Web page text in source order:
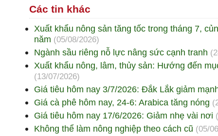
Các tin khác
Xuất khẩu nông sản tăng tốc trong tháng 7,
năm (05/08/2026)
Ngành sầu riêng nỗ lực nâng sức cạnh tranh
Xuất khẩu nông, lâm, thủy sản: Hướng đến
(13/07/2026)
Giá tiêu hôm nay 3/7/2026: Đắk Lắk giảm
Giá cà phê hôm nay, 24-6: Arabica tăng nóng
Giá tiêu hôm nay 17/6/2026: Giảm nhẹ vài nơi
Không thể làm nông nghiệp theo cách cũ (05/